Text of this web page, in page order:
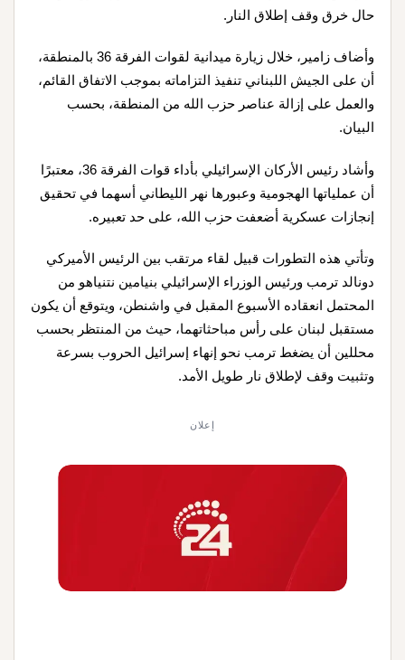
حال خرق وقف إطلاق النار.
وأضاف زامير، خلال زيارة ميدانية لقوات الفرقة 36 بالمنطقة،
أن على الجيش اللبناني تنفيذ التزاماته بموجب الاتفاق القائم،
والعمل على إزالة عناصر حزب الله من المنطقة، بحسب
البيان.
وأشاد رئيس الأركان الإسرائيلي بأداء قوات الفرقة 36، معتبرًا
أن عملياتها الهجومية وعبورها نهر الليطاني أسهما في تحقيق
إنجازات عسكرية أضعفت حزب الله، على حد تعبيره.
وتأتي هذه التطورات قبيل لقاء مرتقب بين الرئيس الأميركي
دونالد ترمب ورئيس الوزراء الإسرائيلي بنيامين نتنياهو من
المحتمل انعقاده الأسبوع المقبل في واشنطن، ويتوقع أن يكون
مستقبل لبنان على رأس مباحثاتهما، حيث من المنتظر بحسب
محللين أن يضغط ترمب نحو إنهاء إسرائيل الحروب بسرعة
وتثبيت وقف لإطلاق نار طويل الأمد.
إعلان